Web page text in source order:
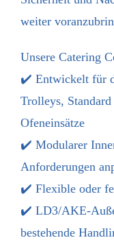
weiter
Unsere Catering
✔️ Entwickelt für
Trolleys,
Ofeneinsätze
✔️ Modularer
Anforderungen
✔️ Flexible oder
✔️ LD3/AKE-
bestehende